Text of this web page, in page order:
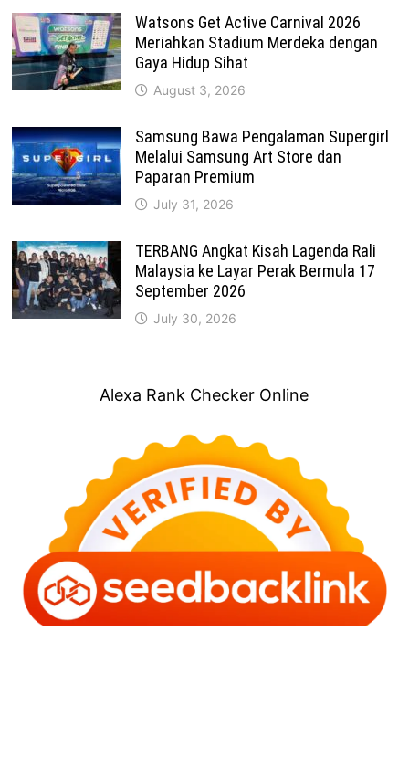
Watsons Get Active Carnival 2026
Meriahkan Stadium Merdeka dengan
Gaya Hidup Sihat
August 3, 2026
Samsung Bawa Pengalaman Supergirl
Melalui Samsung Art Store dan
Paparan Premium
July 31, 2026
TERBANG Angkat Kisah Lagenda Rali
Malaysia ke Layar Perak Bermula 17
September 2026
July 30, 2026
Alexa Rank Checker Online